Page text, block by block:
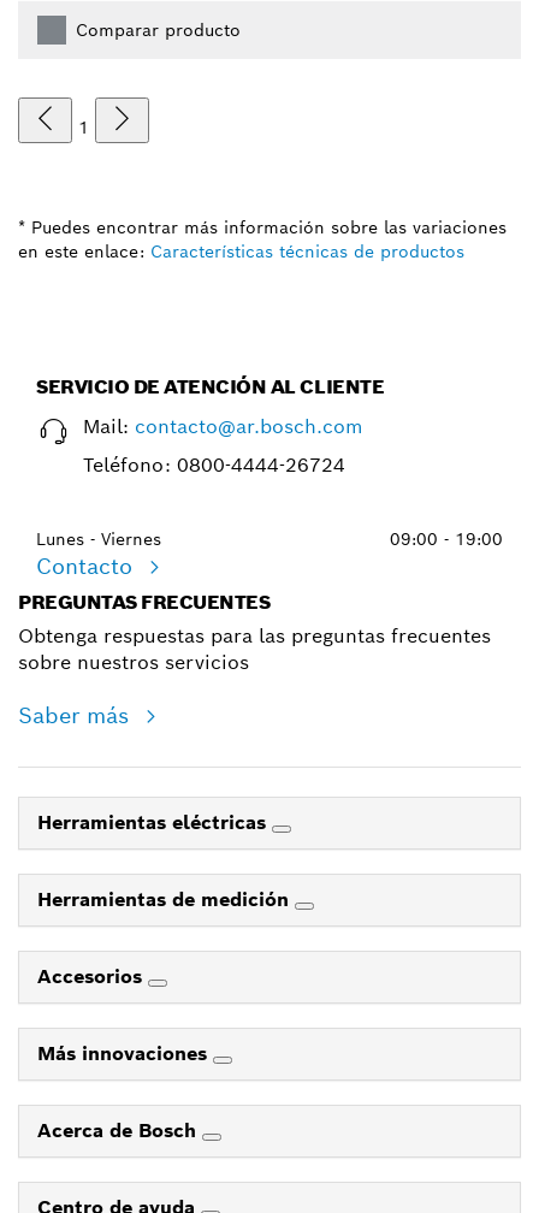
Comparar producto
1
* Puedes encontrar más información sobre las variaciones
en este enlace: Características técnicas de productos
SERVICIO DE ATENCIÓN AL CLIENTE
Mail: contacto@ar.bosch.com
Teléfono: 0800-4444-26724
Lunes - Viernes 09:00 - 19:00
Contacto
PREGUNTAS FRECUENTES
Obtenga respuestas para las preguntas frecuentes
sobre nuestros servicios
Saber más
Herramientas eléctricas
Herramientas de medición
Accesorios
Más innovaciones
Acerca de Bosch
Centro de ayuda